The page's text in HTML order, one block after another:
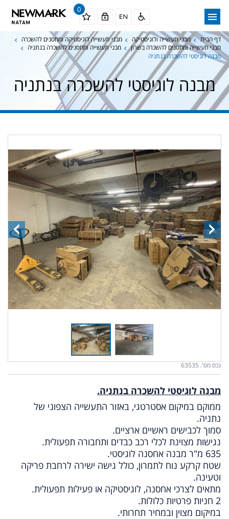
0
דף הבית מבני תעשייה ולוגיסטיקה
מבני תעשייה לוגיסטיקה ומחסנים להשכרה
מבני תעשייה ומחסנים להשכרה בשרון
מבני תעשייה ומחסנים להשכרה בנתניה
מבנה לוגיסטי להשכרה בנתניה
מבנה לוגיסטי להשכרה בנתניה
נכס מס'. 63535
מבנה לוגיסטי להשכרה בנתניה.
ממוקם במיקום אסטרטגי, באזור התעשייה הצפוני של
נתניה.
סמוך לכבישים ראשיים ארציים.
נגישות מצוינת לכלי רכב כבדים ותחבורה תפעולית.
635 מ"ר מבנה אחסנה לוגיסטי.
שטח קרקע נוח לתמרון, כולל גישה ישירה לרחבת פריקה
וטעינה.
מתאים לצרכי אחסנה, לוגיסטיקה או פעילות תפעולית.
2 חניות פרטיות כלולות.
במיקום מצוין ובמחיר תחרותי.